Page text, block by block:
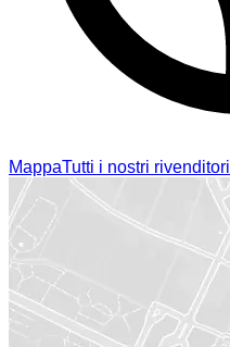
MappaTutti i nostri rivenditori